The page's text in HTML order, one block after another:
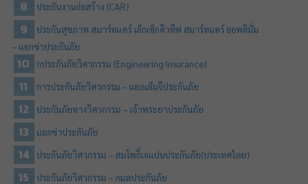
ประกันงานก่อสร้าง (CAR)
ประกันสุขภาพ สมาร์ทแคร์ เอ็กเซ็กคิวทีฟ สมาร์ทแคร์ ออพติมั่ม
– แอกซ่าประกันภัย
กประกันภัยวิศวกรรม (Engineering Insurance)
การประกันภัยวิศวกรรม – แอลเอ็มจีประกันภัย
ประกันภัยทางวิศวกรรม – เจ้าพระยาประกันภัย
แอกซ่าประกันภัย
ประกันภัยวิศวกรรม – สมโพธิ์เจแปนประกันภัย(ประเทศไทย)
ประกันภัยวิศวกรรม – กมลประกันภัย